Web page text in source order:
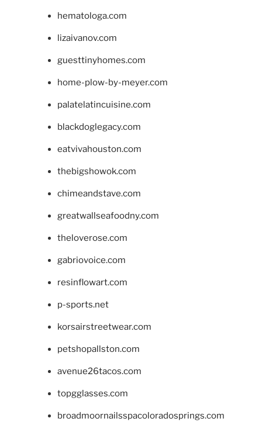
hematologa.com
lizaivanov.com
guesttinyhomes.com
home-plow-by-meyer.com
palatelatincuisine.com
blackdoglegacy.com
eatvivahouston.com
thebigshowok.com
chimeandstave.com
greatwallseafoodny.com
theloverose.com
gabriovoice.com
resinflowart.com
p-sports.net
korsairstreetwear.com
petshopallston.com
avenue26tacos.com
topgglasses.com
broadmoornailsspacoloradosprings.com